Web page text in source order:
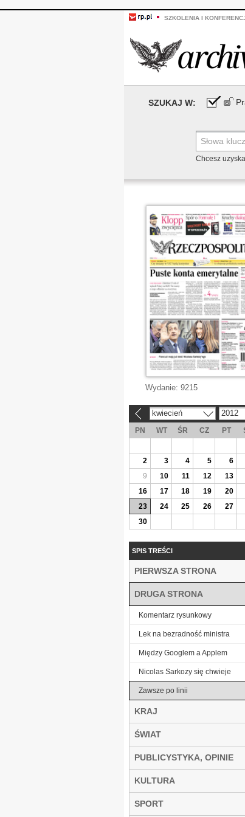
SZKOLENIA I
SZUKAJ W:
Chcesz
Wydanie: 9215
kwiecień 2012
PN WT ŚR CZ PT
2
3 4 5 6
9
10 11 12 13
16
17 18 19 20
23
24 25 26 27
30
SPIS TREŚCI
PIERWSZA STRONA
DRUGA STRONA
Komentarz rysunkowy
Lek na bezradność ministra
Między Googlem a Applem
Nicolas Sarkozy się chwieje
Zawsze po linii
KRAJ
ŚWIAT
PUBLICYSTYKA, OPINIE
KULTURA
SPORT